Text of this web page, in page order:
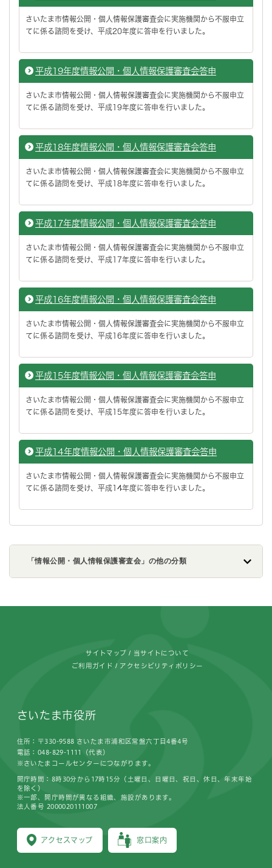
さいたま市情報公開・個人情報保護審査会に実施機関から不服申立
てに係る諮問を受け、平成20年度に答申を行いました。
平成19年度情報公開・個人情報保護審査会答申
さいたま市情報公開・個人情報保護審査会に実施機関から不服申立
てに係る諮問を受け、平成19年度に答申を行いました。
平成18年度情報公開・個人情報保護審査会答申
さいたま市情報公開・個人情報保護審査会に実施機関から不服申立
てに係る諮問を受け、平成18年度に答申を行いました。
平成17年度情報公開・個人情報保護審査会答申
さいたま市情報公開・個人情報保護審査会に実施機関から不服申立
てに係る諮問を受け、平成17年度に答申を行いました。
平成16年度情報公開・個人情報保護審査会答申
さいたま市情報公開・個人情報保護審査会に実施機関から不服申立
てに係る諮問を受け、平成16年度に答申を行いました。
平成15年度情報公開・個人情報保護審査会答申
さいたま市情報公開・個人情報保護審査会に実施機関から不服申立
てに係る諮問を受け、平成15年度に答申を行いました。
平成14年度情報公開・個人情報保護審査会答申
さいたま市情報公開・個人情報保護審査会に実施機関から不服申立
てに係る諮問を受け、平成14年度に答申を行いました。
「情報公開・個人情報保護審査会」の他の分類
サイトマップ 当サイトについて
ご利用ガイド アクセシビリティポリシー
さいたま市役所
住所：〒330-9588 さいたま市浦和区常盤六丁目4番4号
電話：048-829-1111（代表）
※さいたまコールセンターにつながります。
アクセスマップ 窓口案内
開庁時間：8時30分から17時15分（土曜日、日曜日、祝日、休日、年末年始
を除く）
※一部、開庁時間が異なる組織、施設があります。
法人番号 2000020111007